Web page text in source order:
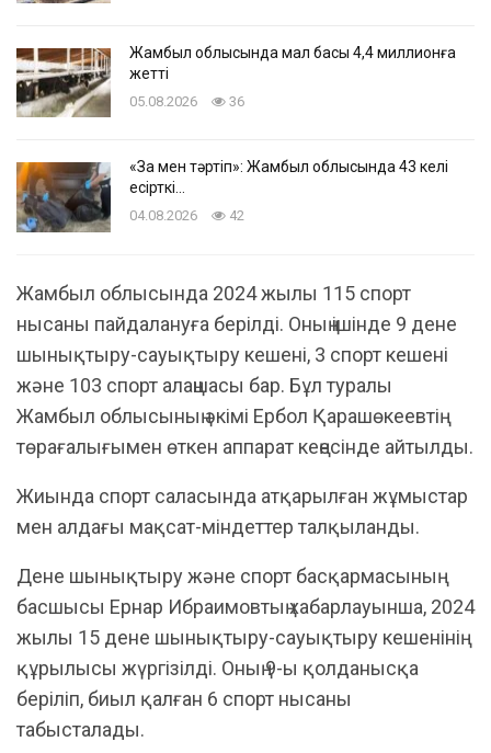
Жамбыл облысында мал басы 4,4 миллионға
жетті
05.08.2026 36
«Заң мен тәртіп»: Жамбыл облысында 43 келі
есірткі…
04.08.2026 42
Жамбыл облысында 2024 жылы 115 спорт
нысаны пайдалануға берілді. Оның ішінде 9 дене
шынықтыру-сауықтыру кешені, 3 спорт кешені
және 103 спорт алаңшасы бар. Бұл туралы
Жамбыл облысының әкімі Ербол Қарашөкеевтің
төрағалығымен өткен аппарат кеңесінде айтылды.
Жиында спорт саласында атқарылған жұмыстар
мен алдағы мақсат-міндеттер талқыланды.
Дене шынықтыру және спорт басқармасының
басшысы Ернар Ибраимовтың хабарлауынша, 2024
жылы 15 дене шынықтыру-сауықтыру кешенінің
құрылысы жүргізілді. Оның 9-ы қолданысқа
беріліп, биыл қалған 6 спорт нысаны
табысталады.